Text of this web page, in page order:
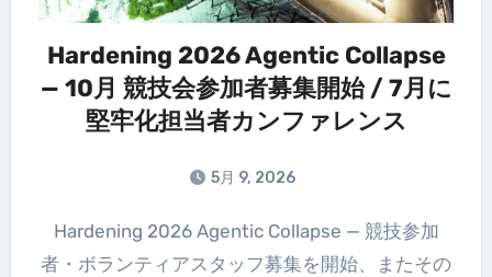
Hardening 2026 Agentic Collapse
— 10月 競技会参加者募集開始 / 7月に
堅牢化担当者カンファレンス
5月 9, 2026
Hardening 2026 Agentic Collapse — 競技参加
者・ボランティアスタッフ募集を開始、またその